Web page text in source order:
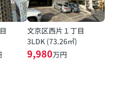
文京区西片１丁目
3LDK (73.26㎡)
9,980万円